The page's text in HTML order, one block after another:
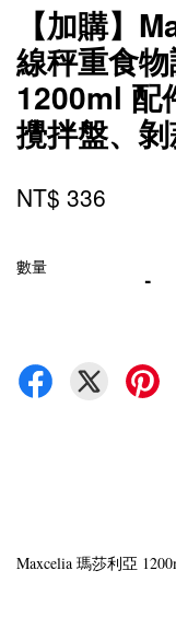
【加購】
線秤重食
1200ml 配
攪拌盤、
NT$ 336
數量 -
Maxcelia 瑪莎利亞